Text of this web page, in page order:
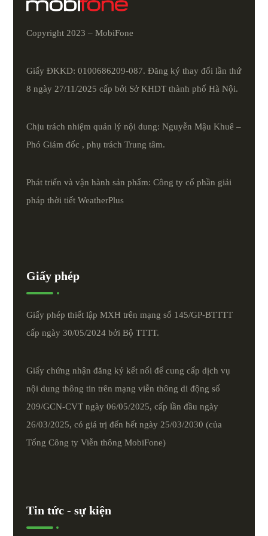
Copyright 2023 – MobiFone
Giấy ĐKKD: 0100686209-087. Đăng ký thay đổi lần thứ
8 ngày 27/11/2025 cấp bởi Sở KHDT thành phố Hà Nội.
Chịu trách nhiệm quản lý nội dung: Nguyễn Mậu Khuê –
Phó Giám đốc , phụ trách Trung tâm.
Phát triển và vận hành sản phẩm: Công ty cổ phần giải
pháp thời tiếtWeatherPlus
Giấy phép
Giấy phép thiết lập MXH trên mạng số 145/GP-BTTTT
cấp ngày 30/05/2024 bởi Bộ TTTT.
Giấy chứng nhận đăng ký kết nối để cung cấp dịch vụ
nội dung thông tin trên mạng viễn thông di động số
209/GCN-CVT ngày 06/05/2025, cấp lần đầu ngày
26/03/2025, có giá trị đến hết ngày 25/03/2030 (của
Tổng Công ty Viễn thông MobiFone)
Tin tức - sự kiện